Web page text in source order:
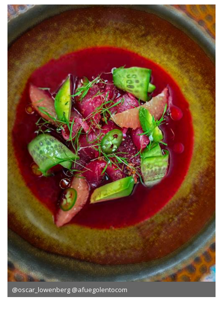
@oscar_lowenberg @afuegolentocom